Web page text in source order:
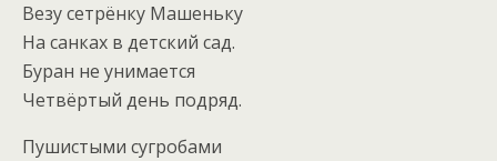
Везу сетрёнку Машеньку
На санках в детский сад.
Буран не унимается
Четвёртый день подряд.
Пушистыми сугробами